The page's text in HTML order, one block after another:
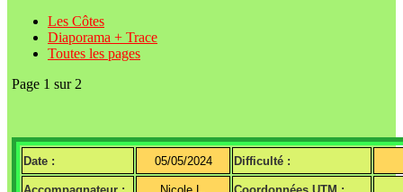
Les Côtes
Diaporama + Trace
Toutes les pages
Page 1 sur 2
Date : 05/05/2024 Difficulté :